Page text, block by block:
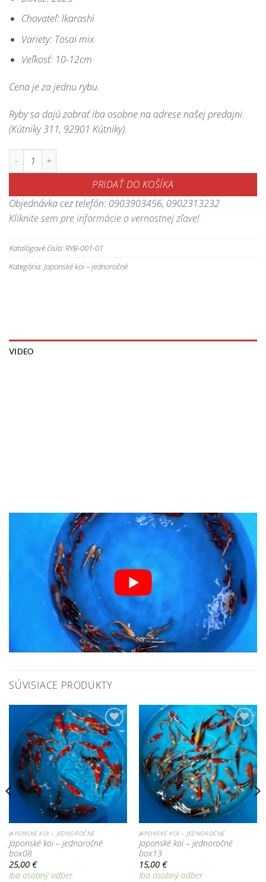
Chovateľ: lkarashi
Variety: Tosai mix
Veľkosť: 10-12cm
Cena je za jednu rybu.
Ryby sa dajú zobrať iba osobne na adrese našej predajni.
(Kútniky 311, 92901 Kútniky).
množstvo Japonské koi - jednoročné box01
PRIDAŤ DO KOŠÍKA
Objednávka cez telefón: 0903903456, 0902313232
Kliknite sem pre informácie o vernostnej zľave!
Katalógové číslo:RYB-001-01
Kategória:Japonské koi – jednoročné
VIDEO
SÚVISIACE PRODUKTY
Pridať do
zoznamu
obľúbených!
JAPONSKÉ KOI – JEDNOROČNÉ
Japonské koi – jednoročné
box08
25,00 €
Iba osobný odber
Pridať do
zoznamu
obľúbených!
JAPONSKÉ KOI – JEDNOROČNÉ
Japonské koi – jednoročné
box13
15,00 €
Iba osobný odber